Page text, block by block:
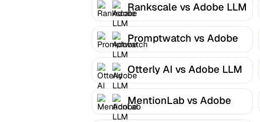
Rankscale vs Adobe LLM
Optimizer
Promptwatch vs Adobe
LLM Optimizer
Otterly AI vs Adobe LLM
Optimizer
MentionLab vs Adobe
LLM Optimizer